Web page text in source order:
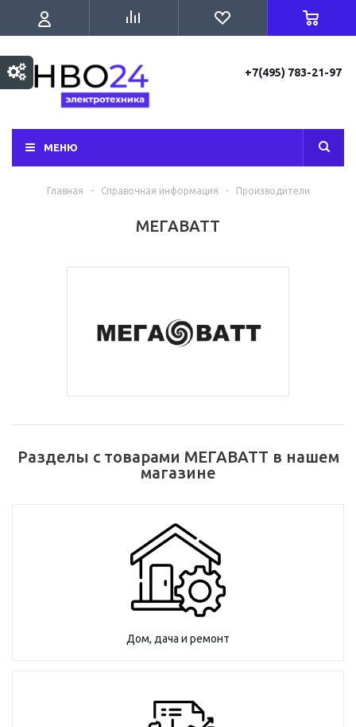
+7(495) 783-21-97
МЕНЮ
Главная - Справочная информация - Производители
МЕГАВАТТ
Разделы с товарами МЕГАВАТТ в нашем
магазине
Дом, дача и ремонт